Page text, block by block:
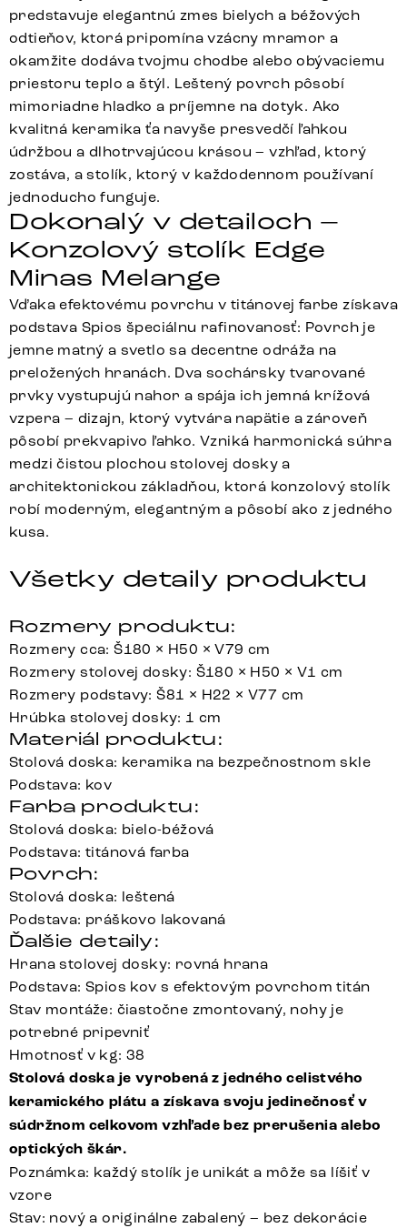
predstavuje elegantnú zmes bielych a béžových
odtieňov, ktorá pripomína vzácny mramor a
okamžite dodáva tvojmu chodbe alebo obývaciemu
priestoru teplo a štýl. Leštený povrch pôsobí
mimoriadne hladko a príjemne na dotyk. Ako
kvalitná keramika ťa navyše presvedčí ľahkou
údržbou a dlhotrvajúcou krásou – vzhľad, ktorý
zostáva, a stolík, ktorý v každodennom používaní
jednoducho funguje.
Dokonalý v detailoch –
Konzolový stolík Edge
Minas Melange
Vďaka efektovému povrchu v titánovej farbe získava
podstava Spios špeciálnu rafinovanosť: Povrch je
jemne matný a svetlo sa decentne odráža na
preložených hranách. Dva sochársky tvarované
prvky vystupujú nahor a spája ich jemná krížová
vzpera – dizajn, ktorý vytvára napätie a zároveň
pôsobí prekvapivo ľahko. Vzniká harmonická súhra
medzi čistou plochou stolovej dosky a
architektonickou základňou, ktorá konzolový stolík
robí moderným, elegantným a pôsobí ako z jedného
kusa.
Všetky detaily produktu
Rozmery produktu:
Rozmery cca: Š180 × H50 × V79 cm
Rozmery stolovej dosky: Š180 × H50 × V1 cm
Rozmery podstavy: Š81 × H22 × V77 cm
Hrúbka stolovej dosky: 1 cm
Materiál produktu:
Stolová doska: keramika na bezpečnostnom skle
Podstava: kov
Farba produktu:
Stolová doska: bielo-béžová
Podstava: titánová farba
Povrch:
Stolová doska: leštená
Podstava: práškovo lakovaná
Ďalšie detaily:
Hrana stolovej dosky: rovná hrana
Podstava: Spios kov s efektovým povrchom titán
Stav montáže: čiastočne zmontovaný, nohy je
potrebné pripevniť
Hmotnosť v kg: 38
Stolová doska je vyrobená z jedného celistvého
keramického plátu a získava svoju jedinečnosť v
súdržnom celkovom vzhľade bez prerušenia alebo
optických škár.
Poznámka: každý stolík je unikát a môže sa líšiť v
vzore
Stav: nový a originálne zabalený – bez dekorácie